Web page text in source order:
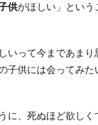
供がほしい」という
いって今まであまり
子供には会ってみた
に、死ぬほど欲しく